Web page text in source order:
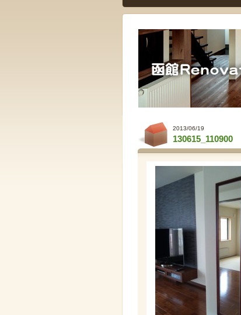
2013/06/19
130615_110900